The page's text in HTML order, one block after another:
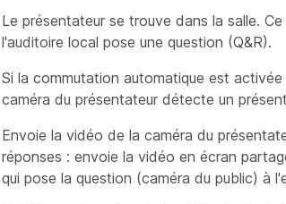
Le présentateur se trouve dans la salle.
l'auditoire local pose une question (Q&R).
Si la commutation automatique est
caméra du présentateur détecte un
Envoie la vidéo de la caméra du
réponses : envoie la vidéo en écran
qui pose la question (caméra du public) à